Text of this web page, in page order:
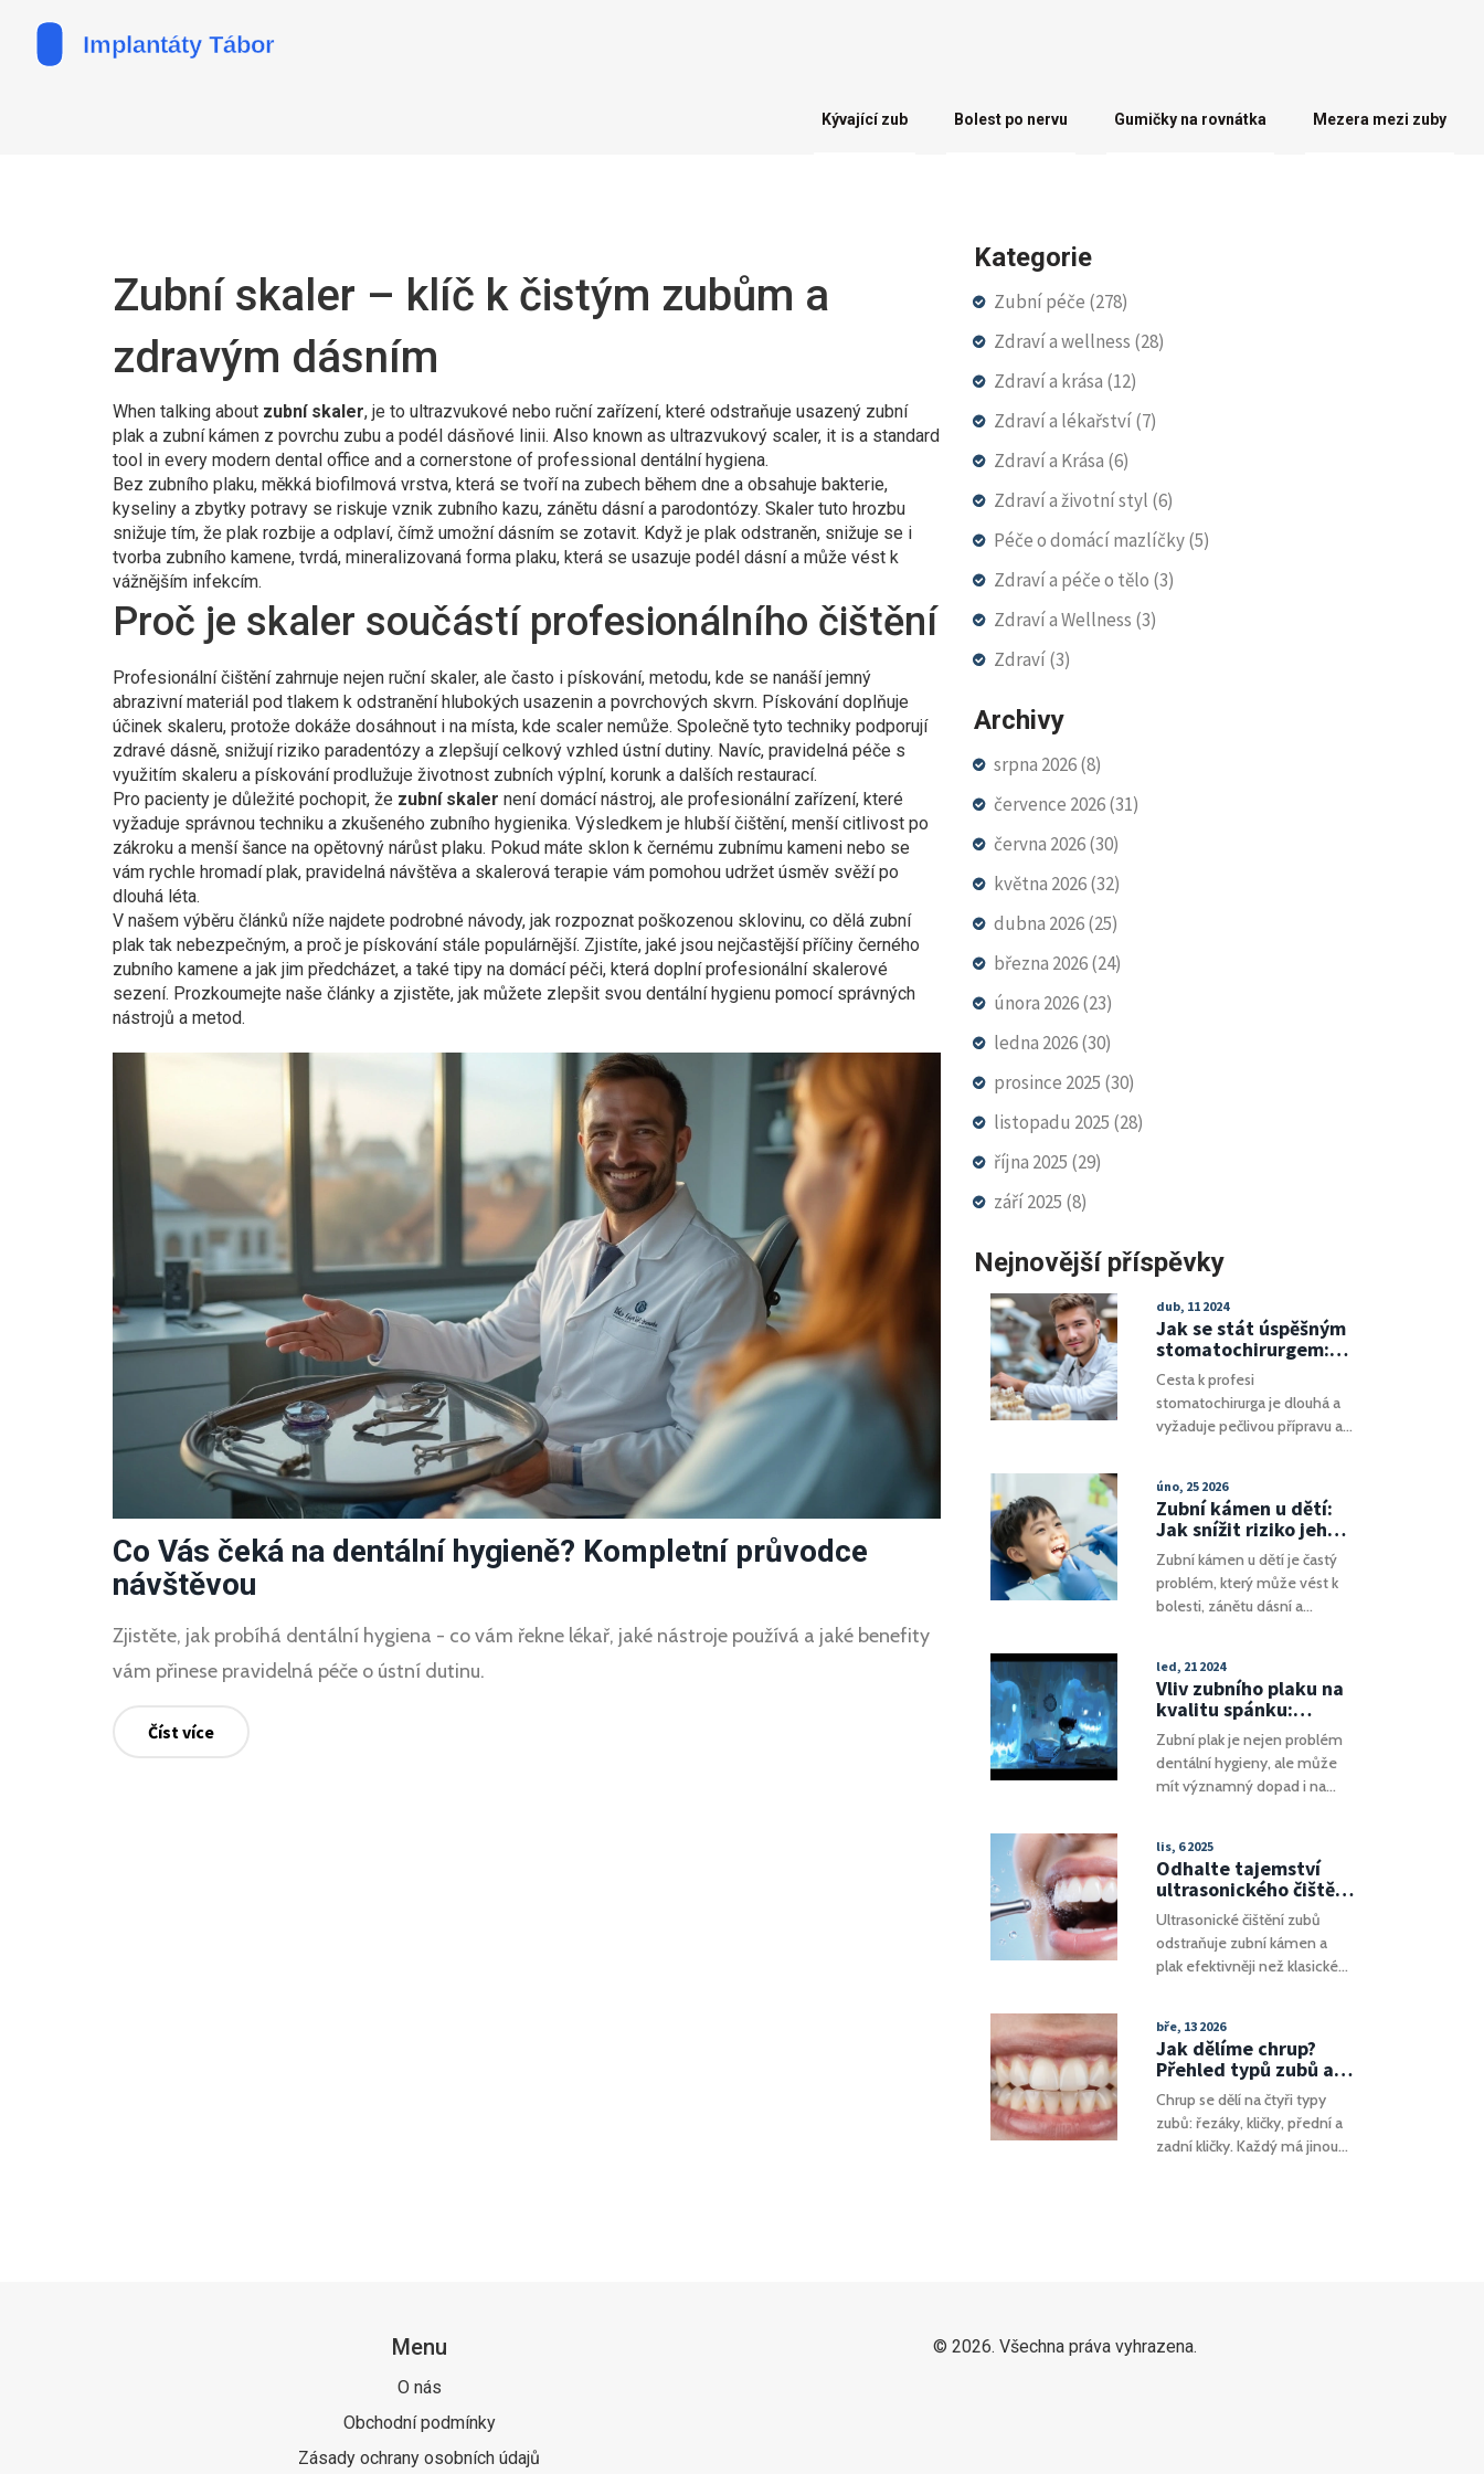
Kývající zub Bolest po nervu Gumičky na rovnátka Mezera mezi zuby
Zubní skaler – klíč k čistým zubům a
zdravým dásním
When talking about zubní skaler, je to ultrazvukové nebo ruční zařízení, které odstraňuje usazený zubní
plak a zubní kámen z povrchu zubu a podél dásňové linii. Also known as ultrazvukový scaler, it is a standard
tool in every modern dental office and a cornerstone of professional dentální hygiena.
Bez zubního plaku, měkká biofilmová vrstva, která se tvoří na zubech během dne a obsahuje bakterie,
kyseliny a zbytky potravy se riskuje vznik zubního kazu, zánětu dásní a parodontózy. Skaler tuto hrozbu
snižuje tím, že plak rozbije a odplaví, čímž umožní dásním se zotavit. Když je plak odstraněn, snižuje se i
tvorba zubního kamene, tvrdá, mineralizovaná forma plaku, která se usazuje podél dásní a může vést k
vážnějším infekcím.
Proč je skaler součástí profesionálního čištění
Profesionální čištění zahrnuje nejen ruční skaler, ale často i pískování, metodu, kde se nanáší jemný
abrazivní materiál pod tlakem k odstranění hlubokých usazenin a povrchových skvrn. Pískování doplňuje
účinek skaleru, protože dokáže dosáhnout i na místa, kde scaler nemůže. Společně tyto techniky podporují
zdravé dásně, snižují riziko paradentózy a zlepšují celkový vzhled ústní dutiny. Navíc, pravidelná péče s
využitím skaleru a pískování prodlužuje životnost zubních výplní, korunk a dalších restaurací.
Pro pacienty je důležité pochopit, že zubní skaler není domácí nástroj, ale profesionální zařízení, které
vyžaduje správnou techniku a zkušeného zubního hygienika. Výsledkem je hlubší čištění, menší citlivost po
zákroku a menší šance na opětovný nárůst plaku. Pokud máte sklon k černému zubnímu kameni nebo se
vám rychle hromadí plak, pravidelná návštěva a skalerová terapie vám pomohou udržet úsměv svěží po
dlouhá léta.
V našem výběru článků níže najdete podrobné návody, jak rozpoznat poškozenou sklovinu, co dělá zubní
plak tak nebezpečným, a proč je pískování stále populárnější. Zjistíte, jaké jsou nejčastější příčiny černého
zubního kamene a jak jim předcházet, a také tipy na domácí péči, která doplní profesionální skalerové
sezení. Prozkoumejte naše články a zjistěte, jak můžete zlepšit svou dentální hygienu pomocí správných
nástrojů a metod.
Co Vás čeká na dentální hygieně? Kompletní průvodce
návštěvou
Zjistěte, jak probíhá dentální hygiena - co vám řekne lékař, jaké nástroje používá a jaké benefity
vám přinese pravidelná péče o ústní dutinu.
Číst více
Kategorie
Zubní péče (278)
Zdraví a wellness (28)
Zdraví a krása (12)
Zdraví a lékařství(7)
Zdraví a Krása (6)
Zdraví a životní styl (6)
Péče o domácí mazlíčky(5)
Zdraví a péče o tělo (3)
Zdraví a Wellness (3)
Zdraví(3)
Archivy
srpna 2026(8)
července 2026(31)
června 2026(30)
května 2026(32)
dubna 2026(25)
března 2026(24)
února 2026(23)
ledna 2026(30)
prosince 2025 (30)
listopadu 2025 (28)
října 2025 (29)
září 2025 (8)
Nejnovější příspěvky
dub, 11 2024
Jak se stát úspěšným
stomatochirurgem:
Klíčové kroky a tipy
Cesta k profesi
stomatochirurga je dlouhá a
vyžaduje pečlivou přípravu a
nezbytných kroků,
vzdělávacích požadavků a
tipů, které vám pomohou na
vaší cestě k úspěšné kariéře v
oblasti stomatochirurgie.
Získáte také informace o
neustálého vzdělávání v této
dynamicky se vyvíjející
oblasti.
úno, 25 2026
Zubní kámen u dětí:
Jak snížit riziko jeho
vzniku?
Zubní kámen u dětí je častý
problém, který může vést k
bolesti, zánětu dásní a
doma a kdy je potřeba
navštívit zubního lékaře.
led, 21 2024
Vliv zubního plaku na
kvalitu spánku:
Prevence a řešení
Zubní plak je nejen problém
dentální hygieny, ale může
mít významný dopad i na
pohled na to, jak zubní plak
ovlivňuje náš spánek, proč se
tomuto problému věnovat a
jaké kroky podniknout k jeho
prevenci a řešení. Zabýváme
se také souvislostí mezi
zdravotními problémy, které
mohou ovlivnit spánkové
vzorce.
lis, 6 2025
Odhalte tajemství
ultrasonického čištění
zubů: Jak to funguje a
proč je to lepší než
klasické čištění
Ultrasonické čištění zubů
odstraňuje zubní kámen a
plak efektivněji než klasické
dělat. Zabraňte zánětům
dásní a ztrátě zubů.
bře, 13 2026
Jak dělíme chrup?
Přehled typů zubů a
jejich funkcí
Chrup se dělí na čtyři typy
zubů: řezáky, kličky, přední a
zadní kličky. Každý má jinou
Menu
O nás
Obchodní podmínky
Zásady ochrany osobních údajů
© 2026. Všechna práva vyhrazena.